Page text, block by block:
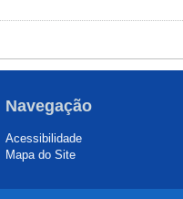
Navegação
Acessibilidade
Mapa do Site